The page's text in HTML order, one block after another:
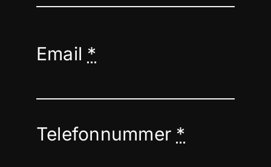
Email *
Telefonnummer *